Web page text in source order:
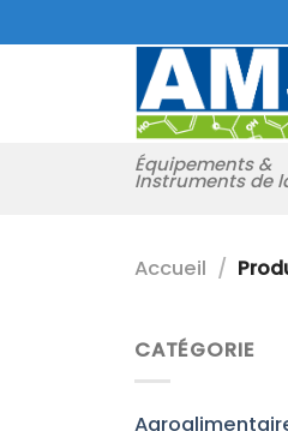
au
Équipements &
Instruments de
Accueil /
CATÉGORIE